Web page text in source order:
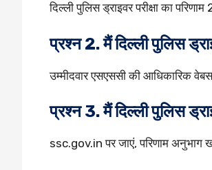
दिल्ली पुलिस ड्राइवर परीक्षा का
प्रश्न 2. मैं दिल्ली पुलिस
उम्मीदवार एसएससी की आधिकारिक
प्रश्न 3. मैं दिल्ली पुलिस
ssc.gov.in पर जाएं, परिणाम अनुभाग